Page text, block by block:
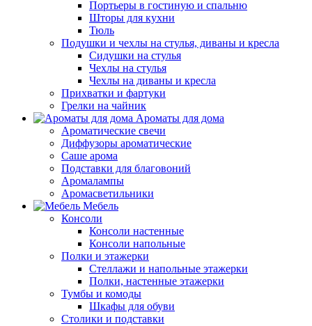
Портьеры в гостиную и спальню
Шторы для кухни
Тюль
Подушки и чехлы на стулья, диваны и кресла
Сидушки на стулья
Чехлы на стулья
Чехлы на диваны и кресла
Прихватки и фартуки
Грелки на чайник
Ароматы для дома
Ароматические свечи
Диффузоры ароматические
Саше арома
Подставки для благовоний
Аромалампы
Аромасветильники
Мебель
Консоли
Консоли настенные
Консоли напольные
Полки и этажерки
Стеллажи и напольные этажерки
Полки, настенные этажерки
Тумбы и комоды
Шкафы для обуви
Столики и подставки